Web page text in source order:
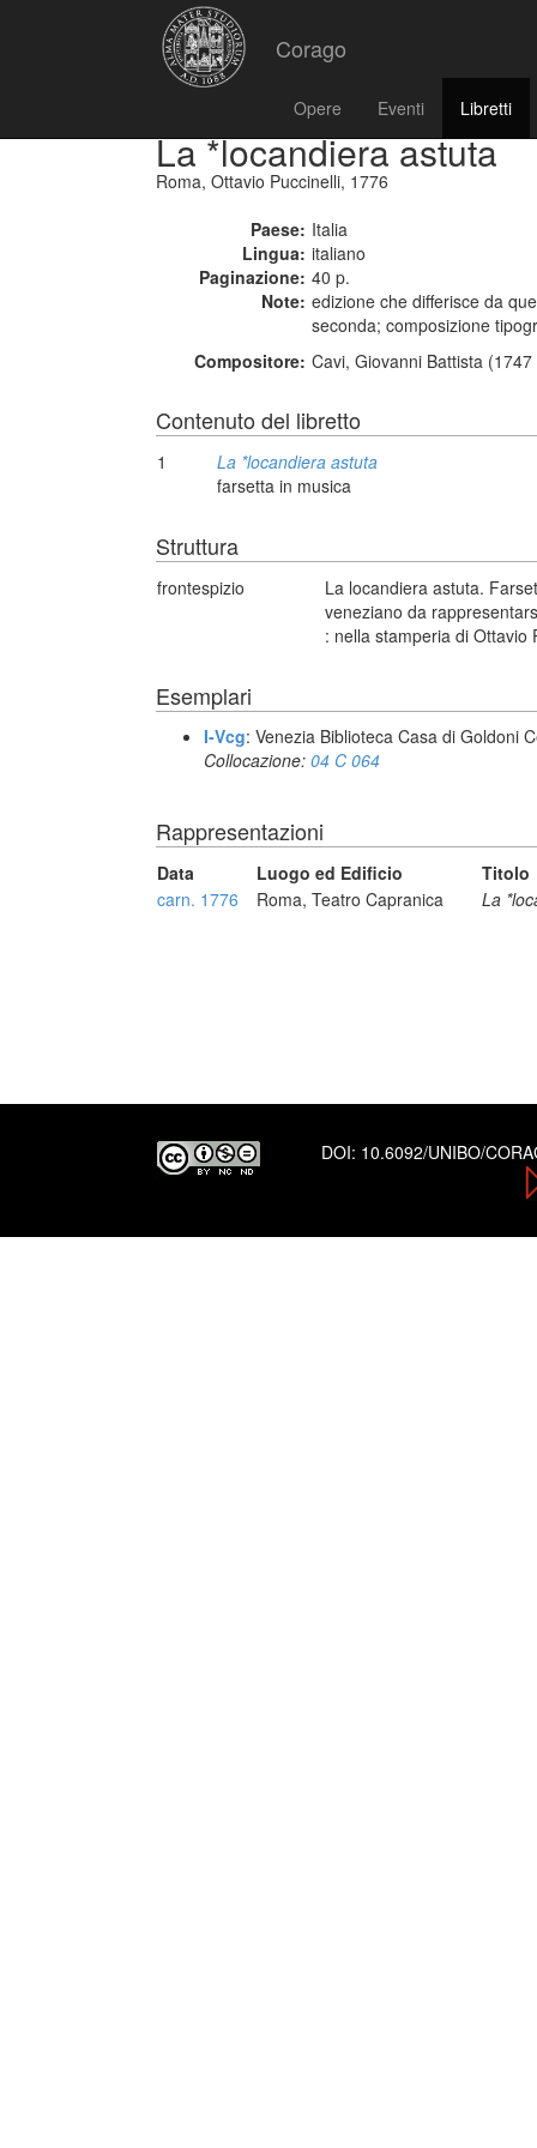
Corago
Opere Eventi Libretti
La *locandiera astuta
Roma, Ottavio Puccinelli, 1776
Paese: Italia
Lingua: italiano
Paginazione: 40 p.
Note: edizione che differisce da
seconda; composizione
Compositore: Cavi, Giovanni Battista
Contenuto del libretto
1
La *locandiera astuta
farsetta in musica
Struttura
frontespizio
La locandiera astuta.
veneziano da
: nella stamperia di Ottavio
Esemplari
I-Vcg: Venezia Biblioteca Casa di Goldoni
Collocazione: 04 C 064
Rappresentazioni
Data Luogo ed Edificio
Titolo
carn. 1776
Roma, Teatro Capranica La
DOI: 10.6092/UNIBO/